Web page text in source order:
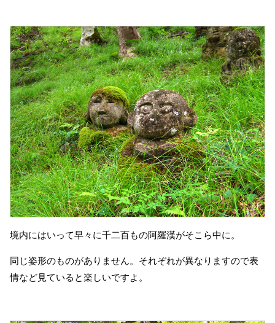
境内にはいって早々に千二百もの阿羅漢がそこら中に。
同じ姿形のものがありません。それぞれが異なりますので表
情など見ていると楽しいですよ。